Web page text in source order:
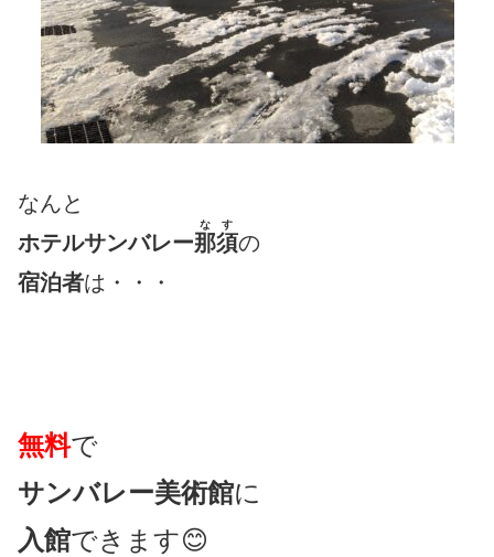
なんと
ホテルサンバレー那須
なす
の
宿泊者は・・・
無料で
サンバレー美術館に
入館できます😊